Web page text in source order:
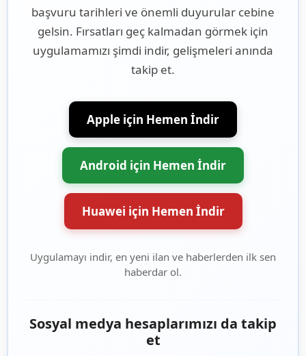
başvuru tarihleri ve önemli duyurular cebine
gelsin. Fırsatları geç kalmadan görmek için
uygulamamızı şimdi indir, gelişmeleri anında
takip et.
Apple için Hemen İndir
Android için Hemen İndir
Huawei için Hemen İndir
Uygulamayı indir, en yeni ilan ve haberlerden ilk sen
haberdar ol.
Sosyal medya hesaplarımızı da takip
et